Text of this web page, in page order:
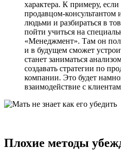
характера. К примеру,
продавцом-консультантом
людьми и разбираться в
пойти учиться на
«Менеджмент». Там он
и в будущем сможет
станет заниматься
создавать стратегии по
компании. Это будет
взаимодействие с
Плохие методы